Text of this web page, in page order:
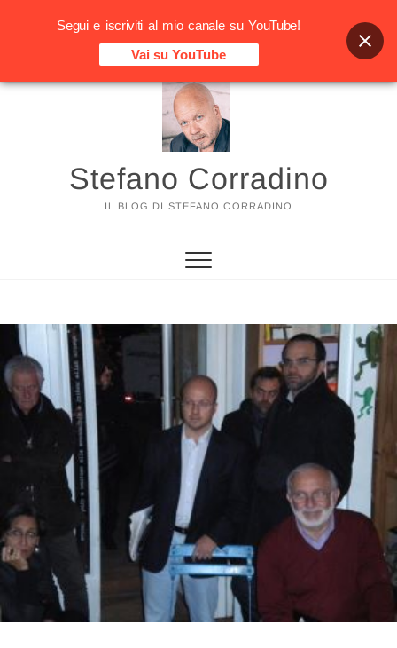
Vai
Stefano Corradino
IL BLOG DI STEFANO CORRADINO
Segui e iscriviti al mio canale su YouTube!
Vai su YouTube